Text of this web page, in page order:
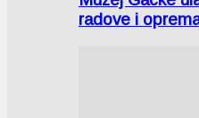
radove i